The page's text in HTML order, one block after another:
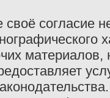
согласие